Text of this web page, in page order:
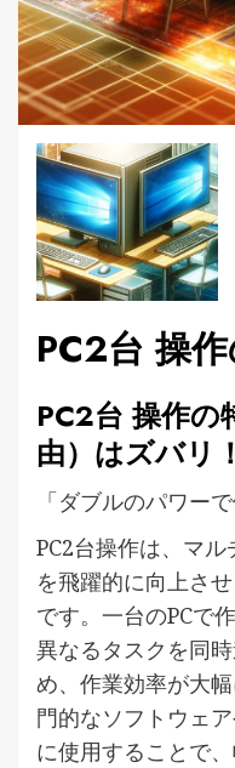
PC2台 操
PC2台 操作の
由）はズバリ！
「ダブルのパワー
PC2台操作は、マ
を飛躍的に向上さ
です。一台のPCで
異なるタスクを同
め、作業効率が大
門的なソフトウェ
に使用することで